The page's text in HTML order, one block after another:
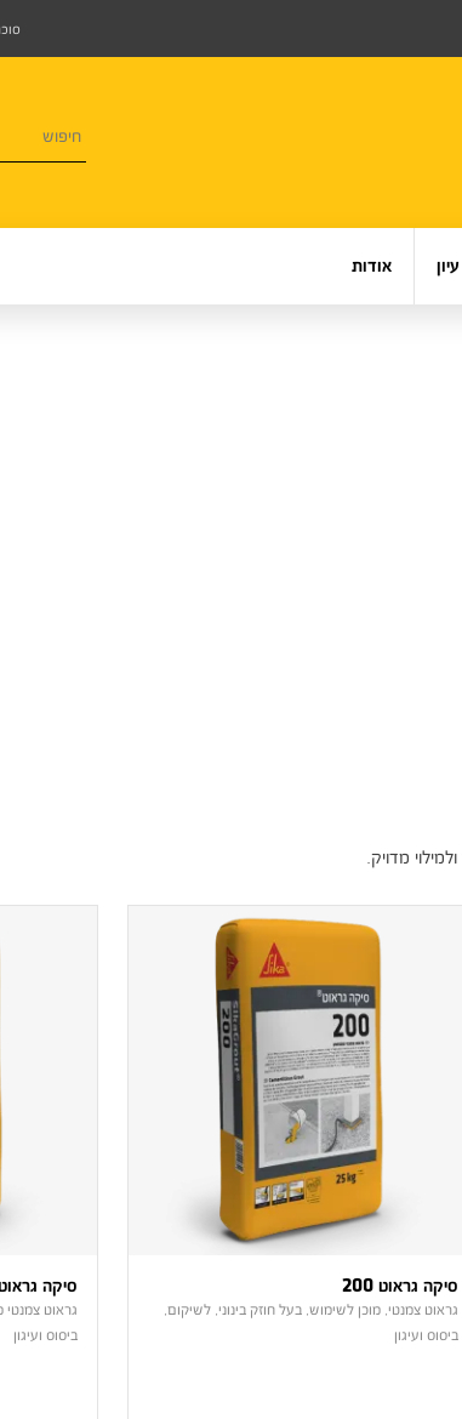
אודות
סיקה גראוט 200
גראוט צמנטי, מוכן לשימוש, בעל חוזק בינוני, לשיקום,
ביסוס ועיגון
סיקה גראוט
גראוט צמנטי
ביסוס ועיגון